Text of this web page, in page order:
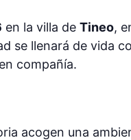
en la villa de Tineo,
se llenará de vida
compañía.
acogen una